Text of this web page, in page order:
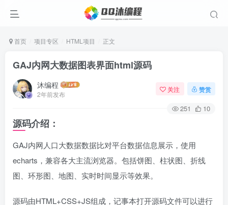
首页 项目专区 HTML项目 正文
GAJ内网大数据图表界面html源码
沐编程
2年前发布
关注 赞赏
251 10
源码介绍：
GAJ内网人口大数据数据比对平台数据信息展示，使用
echarts，兼容各大主流浏览器。包括饼图、柱状图、折线
图、环形图、地图、实时时间显示等效果。
源码由HTML+CSS+JS组成，记事本打开源码文件可以进行